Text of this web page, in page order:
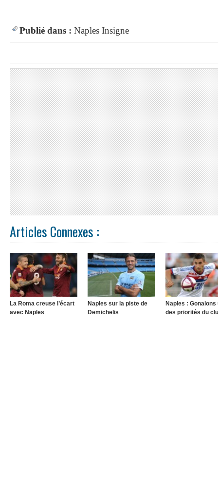
Publié dans : Naples Insigne
Articles Connexes :
La Roma creuse l’écart
avec Naples
Naples sur la piste de
Demichelis
Naples : Gonalons
des priorités du